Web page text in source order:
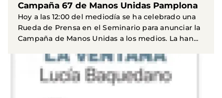
Campaña 67 de Manos Unidas Pamplona
Hoy a las 12:00 del mediodía se ha celebrado una
Rueda de Prensa en el Seminario para anunciar la
Campaña de Manos Unidas a los medios. La han...